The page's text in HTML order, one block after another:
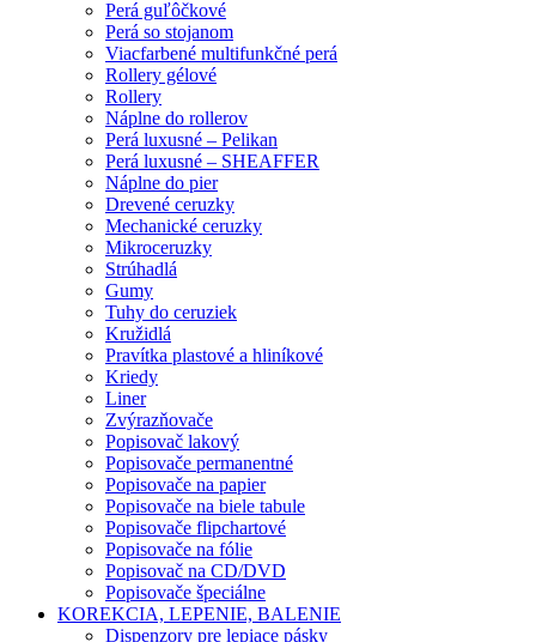
Perá guľôčkové
Perá so stojanom
Viacfarbené multifunkčné perá
Rollery gélové
Rollery
Náplne do rollerov
Perá luxusné – Pelikan
Perá luxusné – SHEAFFER
Náplne do pier
Drevené ceruzky
Mechanické ceruzky
Mikroceruzky
Strúhadlá
Gumy
Tuhy do ceruziek
Kružidlá
Pravítka plastové a hliníkové
Kriedy
Liner
Zvýrazňovače
Popisovač lakový
Popisovače permanentné
Popisovače na papier
Popisovače na biele tabule
Popisovače flipchartové
Popisovače na fólie
Popisovač na CD/DVD
Popisovače špeciálne
KOREKCIA, LEPENIE, BALENIE
Dispenzory pre lepiace pásky